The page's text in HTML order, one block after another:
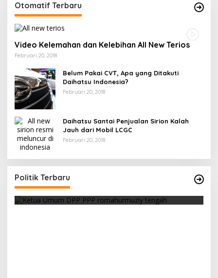
Otomatif Terbaru
Video Kelemahan dan Kelebihan All New Terios
Februari 20, 2018
Belum Pakai CVT, Apa yang Ditakuti
Daihatsu Indonesia?
Februari 20, 2018
Daihatsu Santai Penjualan Sirion Kalah
Jauh dari Mobil LCGC
Februari 20, 2018
Politik Terbaru
Strategi PPP Menangkan Duet Ganjar dan Gus
Yasin